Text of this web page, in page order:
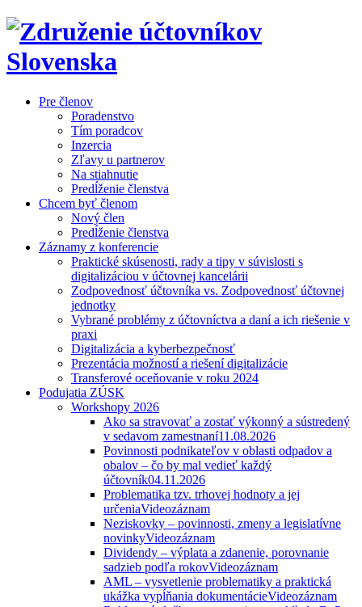
Pre členov
Poradenstvo
Tím poradcov
Inzercia
Zľavy u partnerov
Na stiahnutie
Predĺženie členstva
Chcem byť členom
Nový člen
Predĺženie členstva
Záznamy z konferencie
Praktické skúsenosti, rady a tipy v súvislosti s
digitalizáciou v účtovnej kancelárii
Zodpovednosť účtovníka vs. Zodpovednosť účtovnej
jednotky
Vybrané problémy z účtovníctva a daní a ich riešenie v
praxi
Digitalizácia a kyberbezpečnosť
Prezentácia možností a riešení digitalizácie
Transferové oceňovanie v roku 2024
Podujatia ZÚSK
Workshopy 2026
Ako sa stravovať a zostať výkonný a sústredený
v sedavom zamestnaní11.08.2026
Povinnosti podnikateľov v oblasti odpadov a
obalov – čo by mal vedieť každý
účtovník04.11.2026
Problematika tzv. trhovej hodnoty a jej
určeniaVideozáznam
Neziskovky – povinnosti, zmeny a legislatívne
novinkyVideozáznam
Dividendy – výplata a zdanenie, porovnanie
sadzieb podľa rokovVideozáznam
AML – vysvetlenie problematiky a praktická
ukážka vypĺňania dokumentácieVideozáznam